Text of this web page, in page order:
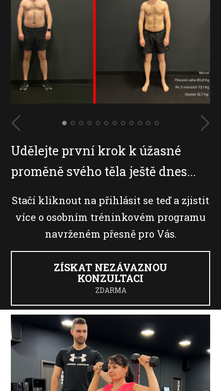
Udělejte první krok k úžasné
proměně svého těla ještě dnes...
Stačí kliknout na přihlásit se teď a zjistit
více o osobním tréninkovém programu
navrženém přesně pro Vás.
ZÍSKAT NEZÁVAZNOU
KONZULTACI
ZDARMA